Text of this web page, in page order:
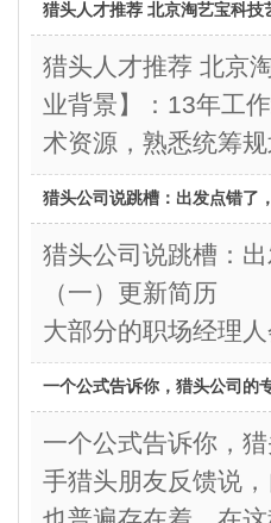
猎头人才推荐 北京淘艺宝科技
猎头人才推荐 北
业背景】：13年工
术资源，熟悉统筹
猎头公司说跳槽：出发点错了
猎头公司说跳槽：
（一）更新简历
大部分的职场经理
一个公式告诉你，猎头公司的
一个公式告诉你，
手猎头朋友反馈说